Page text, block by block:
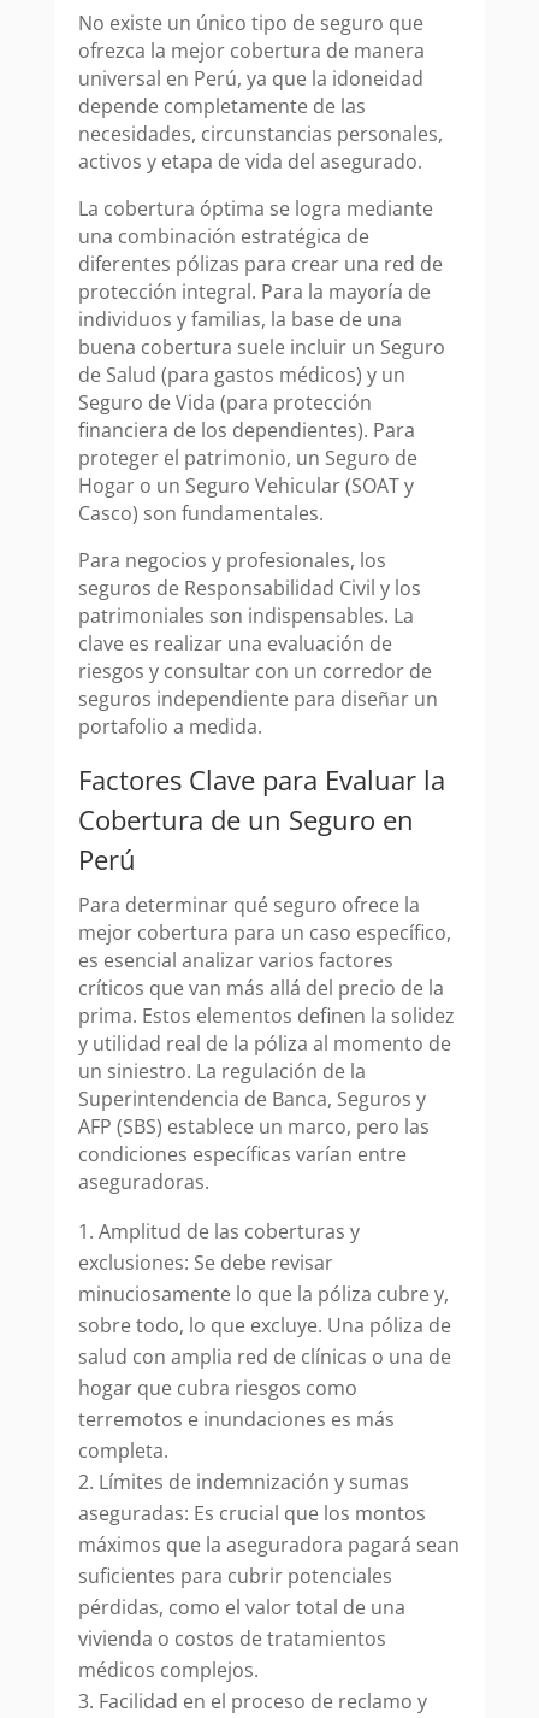
No existe un único tipo de seguro que
ofrezca la mejor cobertura de manera
universal en Perú, ya que la idoneidad
depende completamente de las
necesidades, circunstancias personales,
activos y etapa de vida del asegurado.
La cobertura óptima se logra mediante
una combinación estratégica de
diferentes pólizas para crear una red de
protección integral. Para la mayoría de
individuos y familias, la base de una
buena cobertura suele incluir un Seguro
de Salud (para gastos médicos) y un
Seguro de Vida (para protección
financiera de los dependientes). Para
proteger el patrimonio, un Seguro de
Hogar o un Seguro Vehicular (SOAT y
Casco) son fundamentales.
Para negocios y profesionales, los
seguros de Responsabilidad Civil y los
patrimoniales son indispensables. La
clave es realizar una evaluación de
riesgos y consultar con un corredor de
seguros independiente para diseñar un
portafolio a medida.
Factores Clave para Evaluar la
Cobertura de un Seguro en
Perú
Para determinar qué seguro ofrece la
mejor cobertura para un caso específico,
es esencial analizar varios factores
críticos que van más allá del precio de la
prima. Estos elementos definen la solidez
y utilidad real de la póliza al momento de
un siniestro. La regulación de la
Superintendencia de Banca, Seguros y
AFP (SBS) establece un marco, pero las
condiciones específicas varían entre
aseguradoras.
Amplitud de las coberturas y
exclusiones: Se debe revisar
minuciosamente lo que la póliza cubre y,
sobre todo, lo que excluye. Una póliza de
salud con amplia red de clínicas o una de
hogar que cubra riesgos como
terremotos e inundaciones es más
completa.
Límites de indemnización y sumas
aseguradas: Es crucial que los montos
máximos que la aseguradora pagará sean
suficientes para cubrir potenciales
pérdidas, como el valor total de una
vivienda o costos de tratamientos
médicos complejos.
Facilidad en el proceso de reclamo y